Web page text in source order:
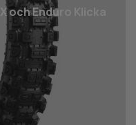
och Enduro Klicka